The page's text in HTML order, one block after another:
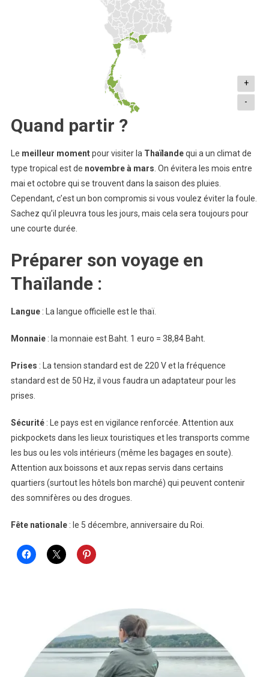
+
-
Quand partir ?
Le meilleur momentpour visiter la Thaïlandequi a un climat de
type tropical est de novembreà mars . On évitera les mois entre
mai et octobre qui se trouvent dans la saison des pluies.
Cependant, c’est un bon compromis si vous voulez éviter la foule.
Sachez qu’il pleuvra tous les jours, mais cela sera toujours pour
une courte durée.
Préparer son voyage en
Thaïlande :
Langue: La langue officielle est le thaï.
Monnaie : la monnaie est Baht. 1 euro = 38,84 Baht.
Prises : La tension standard est de 220 V et la fréquence
standard est de 50 Hz, il vous faudra un adaptateur pour les
prises.
Sécurité: Le pays est en vigilance renforcée. Attention aux
pickpockets dans les lieux touristiques et les transports comme
les bus ou les vols intérieurs (même les bagages en soute).
Attention aux boissons et aux repas servis dans certains
quartiers (surtout les hôtels bon marché) qui peuvent contenir
des somnifères ou des drogues.
Fête nationale: le 5 décembre, anniversaire du Roi.